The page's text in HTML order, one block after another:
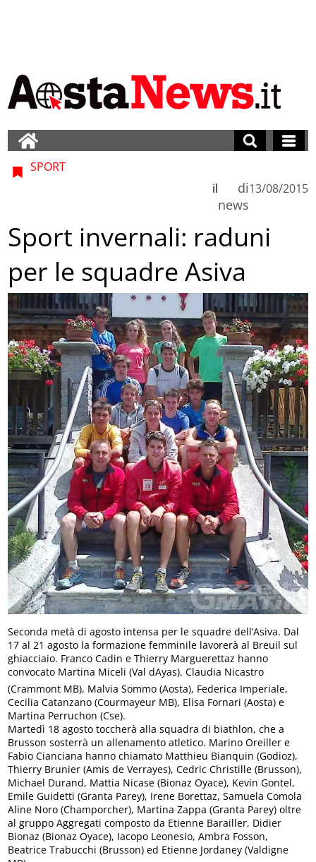
SPORT
di
news
il 13/08/2015
Sport invernali: raduni
per le squadre Asiva
Seconda metà di agosto intensa per le squadre dell’Asiva. Dal
17 al 21 agosto la formazione femminile lavorerà al Breuil sul
ghiacciaio. Franco Cadin e Thierry Marguerettaz hanno
convocato Martina Miceli (Val dAyas), Claudia Nicastro
(Crammont MB), Malvia Sommo (Aosta), Federica Imperiale,
Cecilia Catanzano (Courmayeur MB), Elisa Fornari (Aosta) e
Martina Perruchon (Cse).
Martedì 18 agosto toccherà alla squadra di biathlon, che a
Brusson sosterrà un allenamento atletico. Marino Oreiller e
Fabio Cianciana hanno chiamato Matthieu Bianquin (Godioz),
Thierry Brunier (Amis de Verrayes), Cedric Christille (Brusson),
Michael Durand, Mattia Nicase (Bionaz Oyace), Kevin Gontel,
Emile Guidetti (Granta Parey), Irene Borettaz, Samuela Comola
Aline Noro (Champorcher), Martina Zappa (Granta Parey) oltre
al gruppo Aggregati composto da Etienne Barailler, Didier
Bionaz (Bionaz Oyace), Iacopo Leonesio, Ambra Fosson,
Beatrice Trabucchi (Brusson) ed Etienne Jordaney (Valdigne